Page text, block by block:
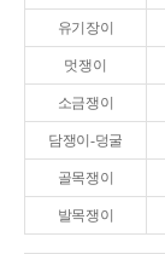
유기장이
멋쟁이
소금쟁이
담쟁이-덩굴
골목쟁이
발목쟁이